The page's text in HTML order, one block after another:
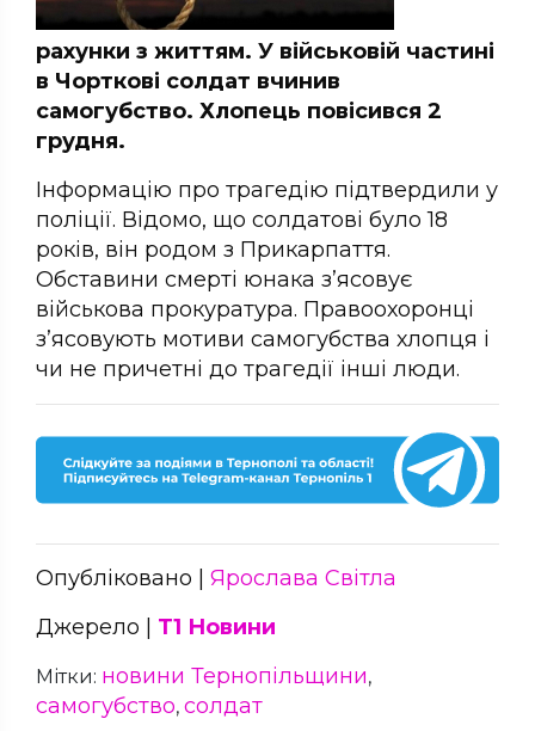
рахунки з життям. У військовій частині
в Чорткові солдат вчинив
самогубство. Хлопець повісився 2
грудня.
Інформацію про трагедію підтвердили у
поліції. Відомо, що солдатові було 18
років, він родом з Прикарпаття.
Обставини смерті юнака з’ясовує
військова прокуратура. Правоохоронці
з’ясовують мотиви самогубства хлопця і
чи не причетні до трагедії інші люди.
Опубліковано | Ярослава Світла
Джерело | Т1 Новини
Мітки: новини Тернопільщини,
самогубство, солдат